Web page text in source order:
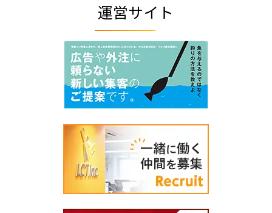
運営サイト